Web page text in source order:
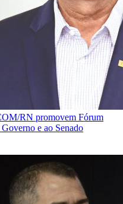
RN promovem Fórum
e ao Senado